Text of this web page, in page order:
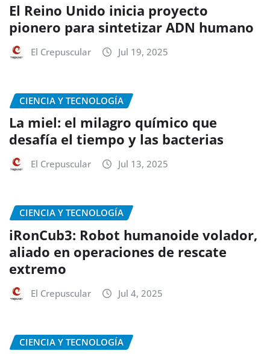
El Reino Unido inicia proyecto
pionero para sintetizar ADN humano
El Crepuscular Jul 19, 2025
CIENCIA Y TECNOLOGÍA
La miel: el milagro químico que
desafía el tiempo y las bacterias
El Crepuscular Jul 13, 2025
CIENCIA Y TECNOLOGÍA
iRonCub3: Robot humanoide volador,
aliado en operaciones de rescate
extremo
El Crepuscular Jul 4, 2025
CIENCIA Y TECNOLOGÍA